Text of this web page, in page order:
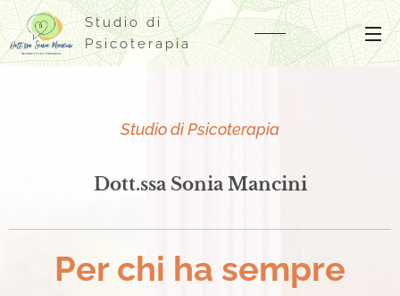
Studio di
Psicoterapia
Studio di Psicoterapia
Dott.ssa Sonia Mancini
Per chi ha sempre